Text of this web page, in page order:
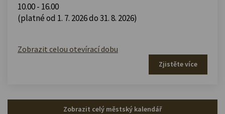
10.00 - 16.00
(platné od 1. 7. 2026 do 31. 8. 2026)
Zobrazit celou otevírací dobu
Zjistěte více
Zobrazit celý městský kalendář